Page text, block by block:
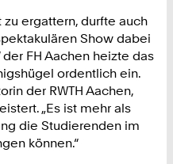
ergattern, durfte auch
Show dabei
der FH Aachen heizte das
ordentlich ein.
der RWTH Aachen,
„Es ist mehr als
die Studierenden im
können.“